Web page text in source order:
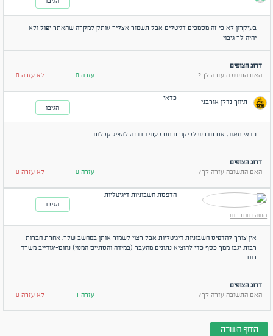
בעיקרון לא כי זה מסמכים דגיטלים אבל תשמור אצליך עותק למקרה שהאתר יפול ולא
יהיה לך גיבוי
דרוג הצופים
האם התשובה עזרה לך?
עזרה 0 לא עזרה 0
תיווך נדלן אורבני
כדאי
הגיבו
כדאי מאוד, אם תדרש לביקורת מס בעתיד חובה להציג קבלות
דרוג הצופים
האם התשובה עזרה לך?
עזרה 0 לא עזרה 0
משה נחום רוח
הדפסת חשבוניות דיגיטליות
הגיבו
אין צורך להדפיס חשבוניות דיגיטליות אבל רצוי לשמור אותן במחשב שלך, אחרת חברות
רבות יגבו ממך כסף כדי להוציא נתונים מהעבר (במידה והסתיים המנוי) נחום-יגודייב משרד
רוח
דרוג הצופים
האם התשובה עזרה לך?
עזרה 1 לא עזרה 0
הוסף תשובה